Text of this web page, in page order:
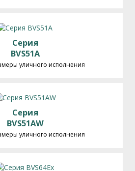
Серия
BVS51A
уличного исполнения
Серия
BVS51AW
уличного исполнения